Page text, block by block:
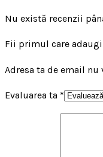
Nu există recenzii
Fii primul care adaugi
Adresa ta de email
Evaluarea ta *